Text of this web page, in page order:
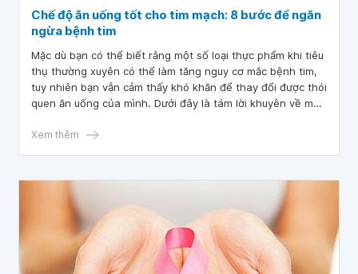
Chế độ ăn uống tốt cho tim mạch: 8 bước để ngăn
ngừa bệnh tim
Mặc dù bạn có thể biết rằng một số loại thực phẩm khi tiêu
thụ thường xuyên có thể làm tăng nguy cơ mắc bệnh tim,
tuy nhiên bạn vẫn cảm thấy khó khăn để thay đổi được thói
quen ăn uống của mình. Dưới đây là tám lời khuyên về một
Khi bạn xác định được loại thực phẩm nào nên bổ sung
mạch nói riêng và sức khỏe tổng thể nói chung.
Xem thêm